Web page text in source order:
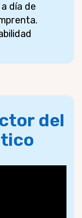
día de
del